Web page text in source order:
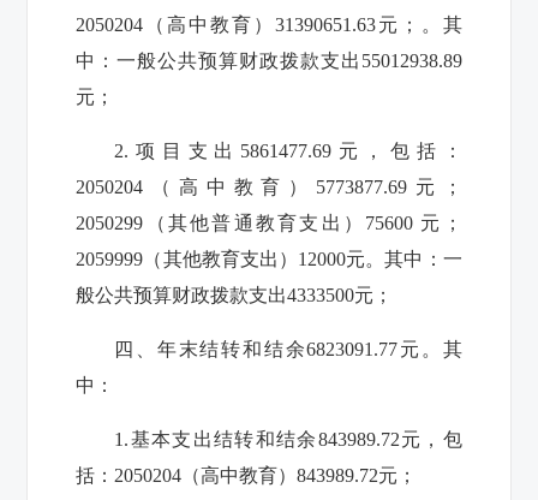
2050204（高中教育）31390651.63元；。其
中：一般公共预算财政拨款支出55012938.89
元；
2.项目支出5861477.69元，包括：
2050204（高中教育）5773877.69元；
2050299（其他普通教育支出）75600 元；
2059999（其他教育支出）12000元。其中：一
般公共预算财政拨款支出4333500元；
四、年末结转和结余6823091.77元。其
中：
1.基本支出结转和结余843989.72元，包
括：2050204（高中教育）843989.72元；